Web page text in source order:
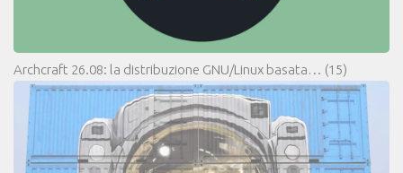
Archcraft 26.08: la distribuzione GNU/Linux basata… (15)